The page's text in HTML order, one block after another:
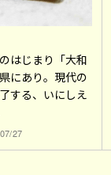
はじまり「大和
にあり。現代の
する、いにしえ
27